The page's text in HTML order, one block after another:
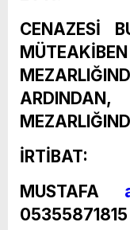
CENAZESİ
İRTİBAT:
MUSTAFA
05355871815